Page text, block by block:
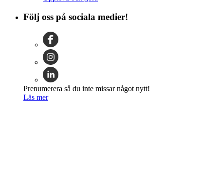
Följ oss på sociala medier!
Prenumerera så du inte missar något nytt!
Läs mer